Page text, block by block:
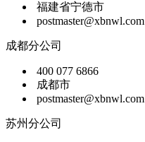
福建省宁德市
postmaster@xbnwl.com
成都分公司
400 077 6866
成都市
postmaster@xbnwl.com
苏州分公司